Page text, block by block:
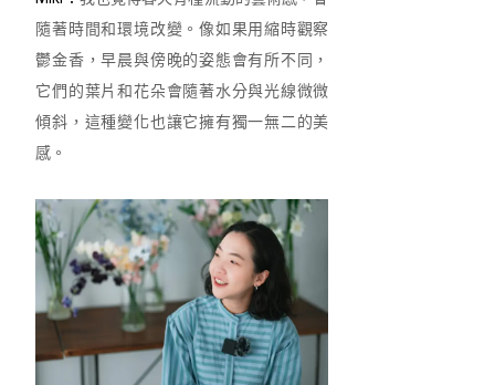
隨著時間和環境改變。像如果用縮時觀察
鬱金香，早晨與傍晚的姿態會有所不同，
它們的葉片和花朵會隨著水分與光線微微
傾斜，這種變化也讓它擁有獨一無二的美
感。